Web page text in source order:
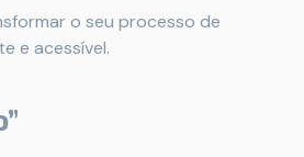
o seu processo de
e acessível.